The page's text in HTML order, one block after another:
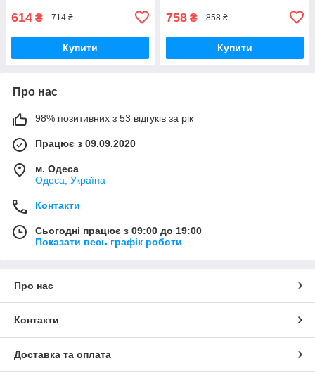
614 ₴ 714 ₴
Купити
758 ₴ 858 ₴
Купити
Про нас
98% позитивних з 53 відгуків за рік
Працює з 09.09.2020
м. Одеса
Одеса, Україна
Контакти
Сьогодні працює з 09:00 до 19:00
Показати весь графік роботи
Про нас
Контакти
Доставка та оплата